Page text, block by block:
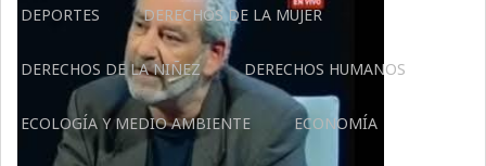
DEPORTES DERECHOS DE LA MUJER
DERECHOS DE LA NIÑEZ DERECHOS HUMANOS
ECOLOGÍA Y MEDIO AMBIENTE ECONOMÍA